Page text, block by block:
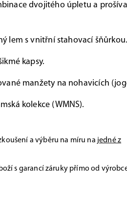
dvojitého úpletu a
lem s vnitřní stahovací šňůrkou.
kapsy.
manžety na nohavicích
kolekce (WMNS).
a výběru na míru na jedné z
s garancí záruky přímo od